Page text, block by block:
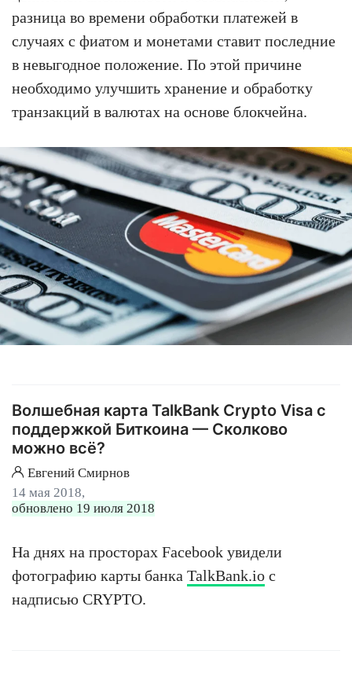
разница во времени обработки платежей в
случаях с фиатом и монетами ставит последние
в невыгодное положение. По этой причине
необходимо улучшить хранение и обработку
транзакций в валютах на основе блокчейна.
Волшебная карта TalkBank Сrypto Visa с
поддержкой Биткоина — Сколково
можно всё?
Евгений Смирнов
14 мая 2018,
обновлено 19 июля 2018
На днях на просторах Facebook увидели
фотографию карты банка TalkBank.io с
надписью CRYPTO.